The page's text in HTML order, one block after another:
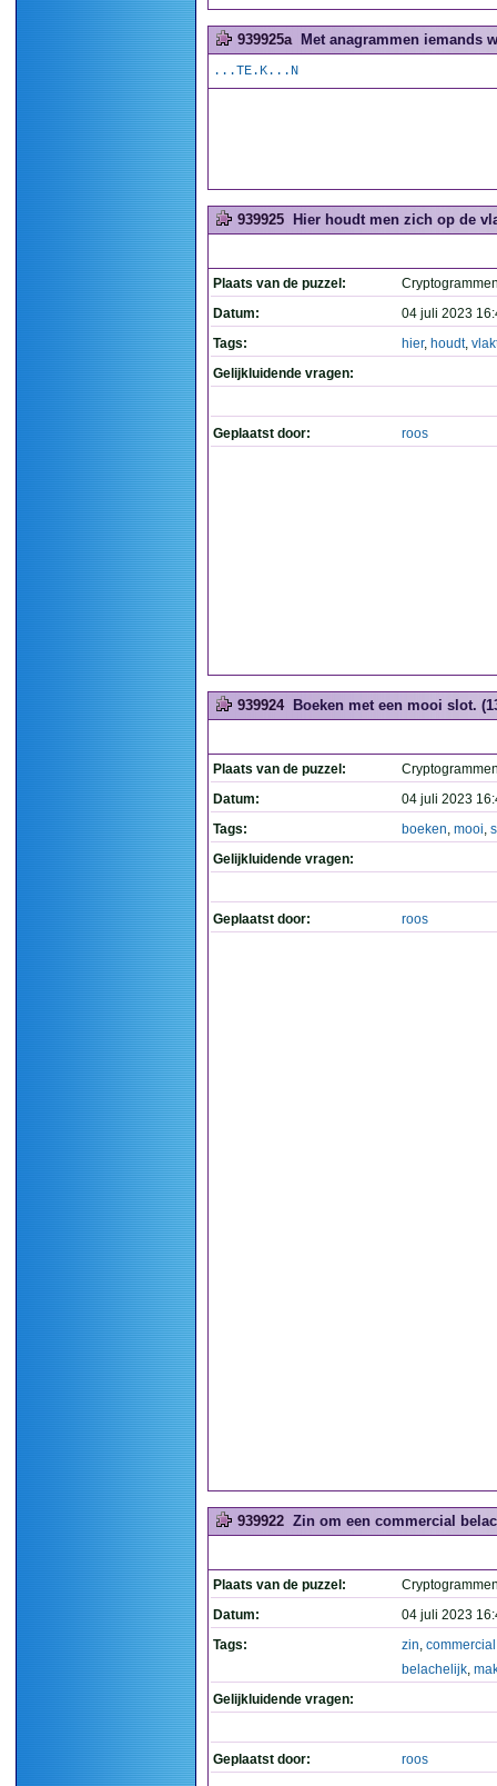
939925a Met anagrammen iemands
...TE.K...N
939925 Hier houdt men zich op de
Plaats van de puzzel:
Datum:
04 juli 2023
Tags:
hier, houdt,
Gelijkluidende vragen:
Geplaatst door: roos
939924 Boeken met een mooi slot.
Plaats van de puzzel:
Datum:
04 juli 2023
Tags:
boeken, mooi,
Gelijkluidende vragen:
Geplaatst door: roos
939922 Zin om een commercial
Plaats van de puzzel:
Datum:
04 juli 2023
Tags:
zin, commercial
belachelijk,
Gelijkluidende vragen:
Geplaatst door: roos